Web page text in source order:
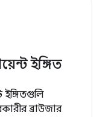
ইঙ্গিত
ইঙ্গিতগুলি
ব্রাউজার